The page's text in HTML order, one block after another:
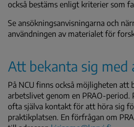
också bestäms enligt kriterier som
Se ansökningsanvisningarna och
användningen av materialet för
Att bekanta sig med
På NCU finns också möjligheten att
arbetslivet genom en PRAO-period.
ofta själva kontakt för att höra sig
praktikplatsen. En förfrågan om